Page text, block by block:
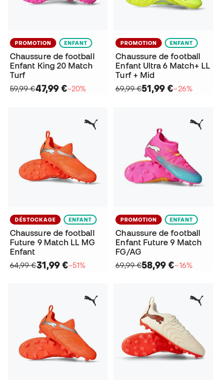
PROMOTION ENFANT
Chaussure de football
Enfant King 20 Match
Turf
59,99 €47,99 €−20%
PROMOTION ENFANT
Chaussure de football
Enfant Ultra 6 Match+ LL
Turf + Mid
69,99 €51,99 €−26%
DÉSTOCKAGE ENFANT
Chaussure de football
Future 9 Match LL MG
Enfant
64,99 €31,99 €−51%
PROMOTION ENFANT
Chaussure de football
Enfant Future 9 Match
FG/AG
69,99 €58,99 €−16%